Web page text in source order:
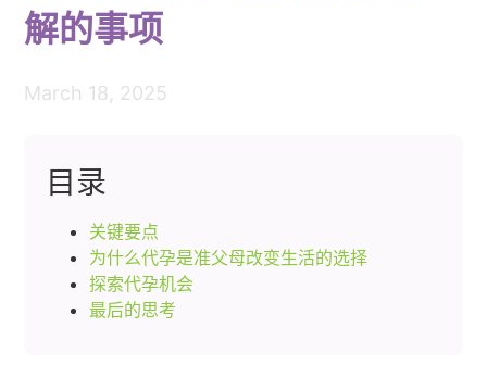
解的事项
March 18, 2025
目录
关键要点
为什么代孕是准父母改变生活的选择
探索代孕机会
最后的思考